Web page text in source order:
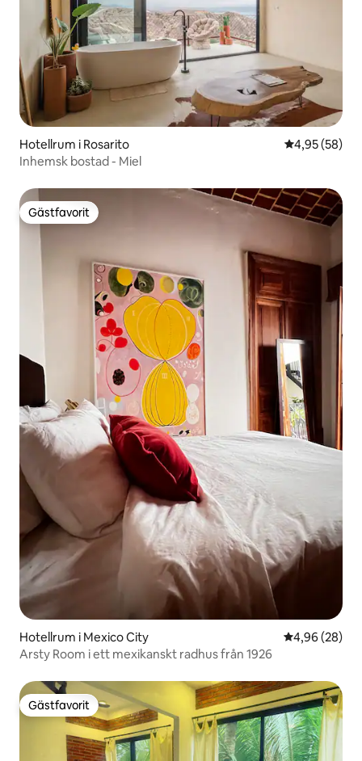
Hotellrum i Rosarito 4,95 av 5 i
4,95 (58)
Inhemsk bostad - Miel
Gästfavorit
Gästfavorit
Hotellrum i Mexico City 4,96 av 5 i
4,96 (28)
Arsty Room i ett mexikanskt radhus från 1926
Gästfavorit
Gästfavorit